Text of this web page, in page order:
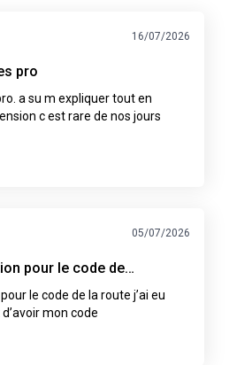
16/07/2026
pro
a su m expliquer tout en
c est rare de nos jours
05/07/2026
pour le code de…
le code de la route j’ai eu
mon code